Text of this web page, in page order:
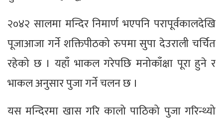
२०४२ सालमा मन्दिर निमार्ण भएपनि परापूर्वकालदेखि
पूजाआजा गर्ने शक्तिपीठको रुपमा सुपा देउराली चर्चित
रहेको छ । यहाँ भाकल गरेपछि मनोकाँक्षा पूरा हुने र
भाकल अनुसार पुजा गर्ने चलन छ ।
यस मन्दिरमा खास गरि कालो पाठिको पुजा गरिन्थ्यो